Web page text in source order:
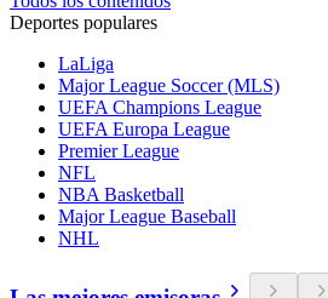
Deportes populares
LaLiga
Major League Soccer (MLS)
UEFA Champions League
UEFA Europa League
Premier League
NFL
NBA Basketball
Major League Baseball
NHL